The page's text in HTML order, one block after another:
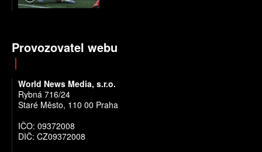
Provozovatel webu
World News Media, s.r.o.
Rybná 716/24
Staré Město, 110 00 Praha
IČO: 09372008
DIČ: CZ09372008